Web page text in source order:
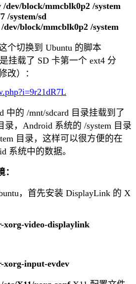
dev/block/mmcblk0p2 /system
/system/sd
block/mmcblk0p2 /system
个切换到 Ubuntu 的脚本
是挂载了 SD 卡第一个 ext4 分
改）：
中的 /mnt/sdcard 目录挂载到了
录，Android 系统的 /system 目录
目录，这样可以很方便的在
系统中的数据。
，首先安装 DisplayLink 的 X
xorg-video-displaylink
xorg-input-evdev